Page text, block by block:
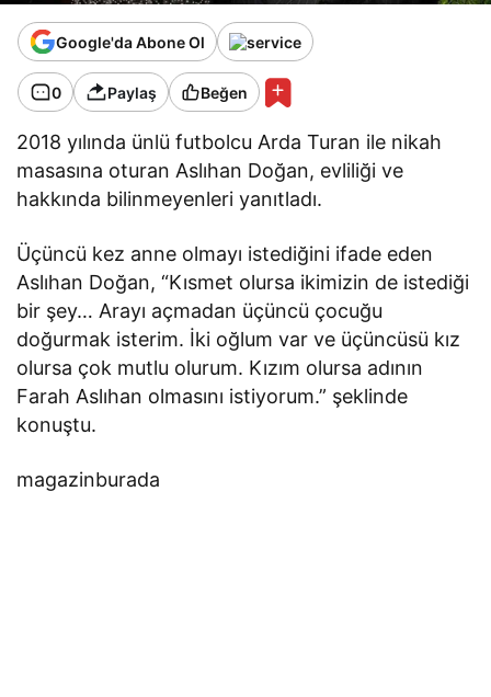
Google'da Abone Ol
0 Paylaş Beğen
2018 yılında ünlü futbolcu Arda Turan ile nikah
masasına oturan Aslıhan Doğan, evliliği ve
hakkında bilinmeyenleri yanıtladı.
Üçüncü kez anne olmayı istediğini ifade eden
Aslıhan Doğan, “Kısmet olursa ikimizin de istediği
bir şey… Arayı açmadan üçüncü çocuğu
doğurmak isterim. İki oğlum var ve üçüncüsü kız
olursa çok mutlu olurum. Kızım olursa adının
Farah Aslıhan olmasını istiyorum.” şeklinde
konuştu.
magazinburada